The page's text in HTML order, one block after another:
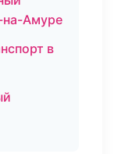
на-Амуре
в